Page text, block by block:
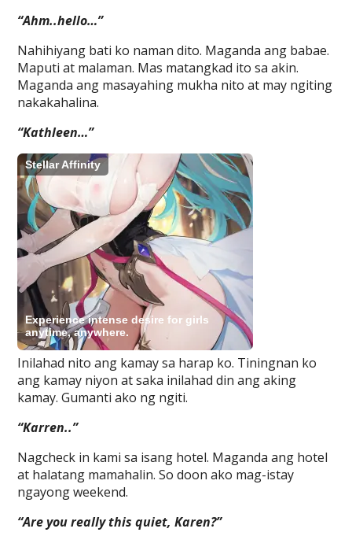
“Ahm..hello…”
Nahihiyang bati ko naman dito. Maganda ang babae.
Maputi at malaman. Mas matangkad ito sa akin.
Maganda ang masayahing mukha nito at may ngiting
nakakahalina.
“Kathleen…”
Inilahad nito ang kamay sa harap ko. Tiningnan ko
ang kamay niyon at saka inilahad din ang aking
kamay. Gumanti ako ng ngiti.
“Karren..”
Nagcheck in kami sa isang hotel. Maganda ang hotel
at halatang mamahalin. So doon ako mag-istay
ngayong weekend.
“Are you really this quiet, Karen?”